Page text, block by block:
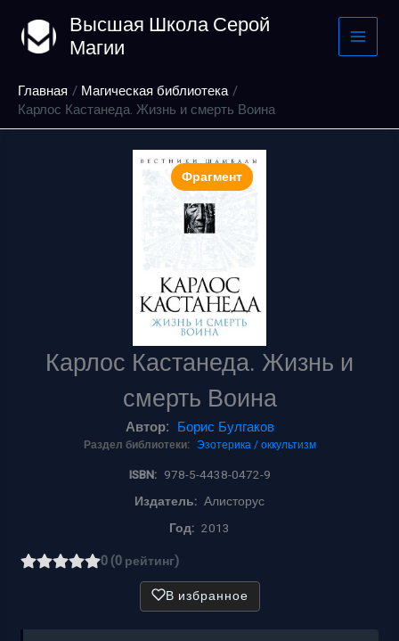
содержимому
Высшая Школа Серой
Магии
Главная
Магическая библиотека
Карлос Кастанеда. Жизнь и смерть Воина
Фрагмент
Карлос Кастанеда. Жизнь и
смерть Воина
Автор: Борис Булгаков
Раздел библиотеки: Эзотерика / оккультизм
ISBN: 978-5-4438-0472-9
Издатель: Алисторус
Год: 2013
0 (0 рейтинг)
В избранное